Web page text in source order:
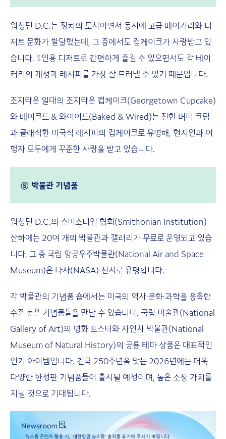
워싱턴 D.C.는 정치의 도시이면서 동시에 고급 베이커리와 디
저트 문화가 발달했는데, 그 중에서도 컵케이크가 사랑받고 있
습니다. 1인용 디저트로 간편하게 즐길 수 있으면서도 각 베이
커리의 개성과 레시피를 가장 잘 드러낼 수 있기 때문입니다.
조지타운 일대의 조지타운 컵케이크(Georgetown Cupcake)
와 베이크드 & 와이어드(Baked & Wired)는 진한 버터 크림
과 클래식한 미국식 레시피의 컵케이크로 유명해, 현지인과 여
행자 모두에게 꾸준한 사랑을 받고 있습니다.
⑤ 박물관 기념품
워싱턴 D.C.의 스미소니언 협회(Smithonian Institution)
산하에는 20여 개의 박물관과 갤러리가 무료로 운영되고 있습
니다. 그 중 국립 항공우주박물관(National Air and Space
Museum)은 나사(NASA) 전시로 유명합니다.
각 박물관의 기념품 숍에서는 미국의 역사·문화·과학을 응축한
수준 높은 기념품들을 만날 수 있습니다. 국립 미술관(National
Gallery of Art)의 명화 포스터와 자연사 박물관(National
Museum of Natural History)의 공룡 테마 상품은 대표적인
인기 아이템입니다. 건국 250주년을 맞는 2026년에는 더욱
다양한 한정판 기념품들이 출시될 예정이며, 높은 소장 가치를
지닐 것으로 기대됩니다.